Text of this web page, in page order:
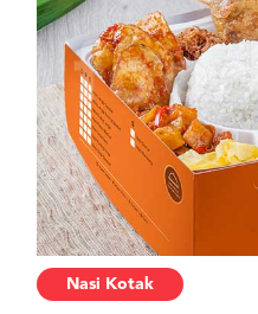
Nasi Kotak